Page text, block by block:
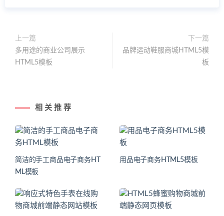
上一篇
多用途的商业公司展示
HTML5模板
下一篇
品牌运动鞋服商城HTML5模
板
相 关 推 荐
简洁的手工商品电子商务HT
ML模板
用品电子商务HTML5模板